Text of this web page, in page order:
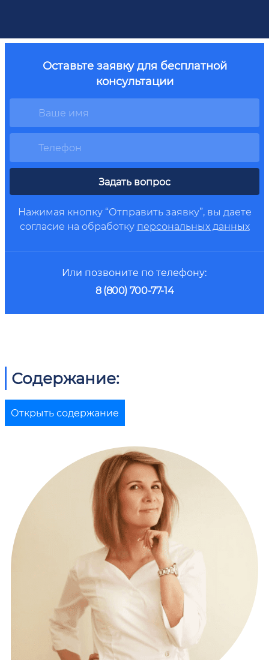
Оставьте заявку для бесплатной
консультации
Задать вопрос
Нажимая кнопку “Отправить заявку”, вы даете
согласие на обработку персональных данных
Или позвоните по телефону:
8 (800) 700-77-14
Содержание:
Открыть содержание